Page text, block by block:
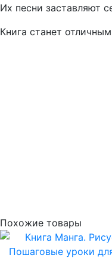
Их песни заставляют
Книга станет
Похожие товары